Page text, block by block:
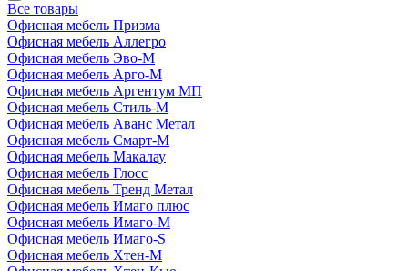
Все товары
Офисная мебель Призма
Офисная мебель Аллегро
Офисная мебель Эво-M
Офисная мебель Арго-М
Офисная мебель Аргентум МП
Офисная мебель Стиль-М
Офисная мебель Аванс Метал
Офисная мебель Смарт-М
Офисная мебель Макалау
Офисная мебель Глосс
Офисная мебель Тренд Метал
Офисная мебель Имаго плюс
Офисная мебель Имаго-М
Офисная мебель Имаго-S
Офисная мебель Хтен-M